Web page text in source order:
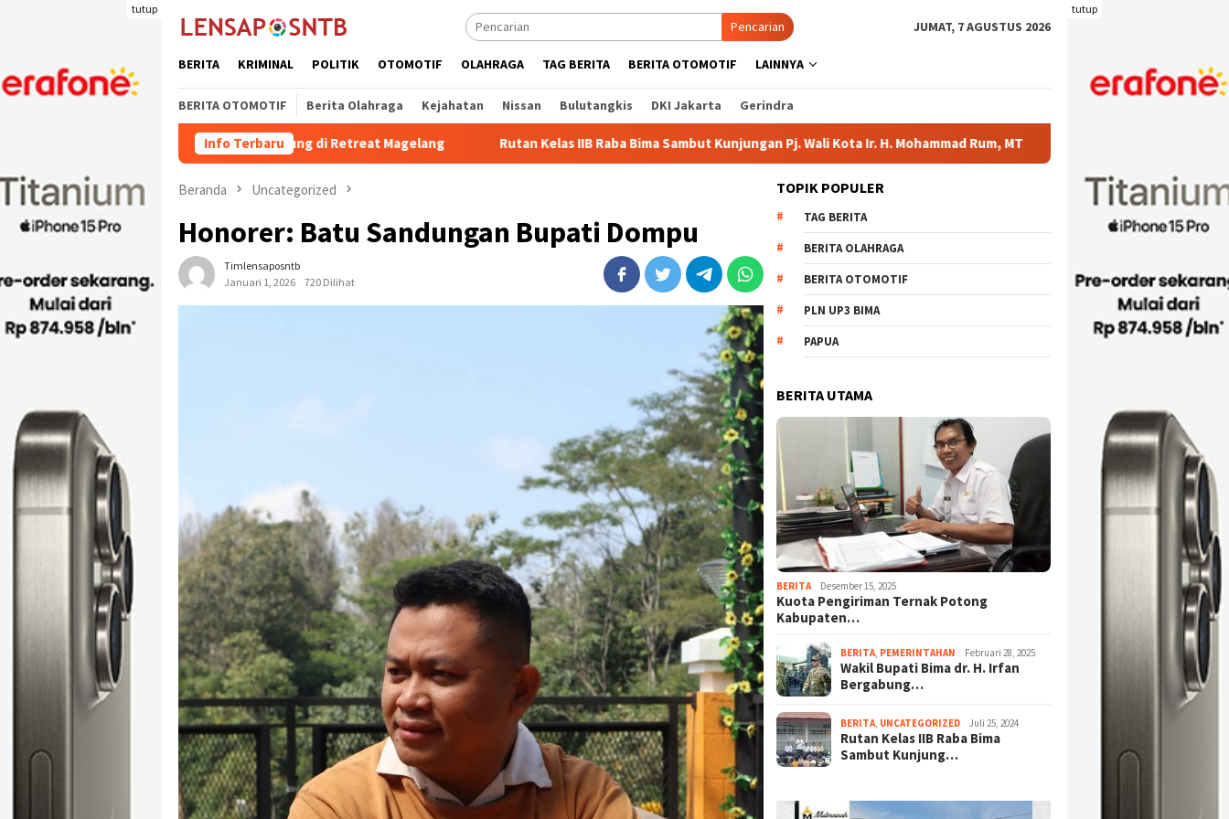
tutup tutup
Pencarian JUMAT, 7 AGUSTUS 2026
BERITA KRIMINAL POLITIK OTOMOTIF OLAHRAGA TAG BERITA BERITA OTOMOTIF LAINNYA
BERITA OTOMOTIF Berita Olahraga Kejahatan Nissan Bulutangkis DKI Jakarta Gerindra
Info Terbaru
dr. H. Irfan Bergabung di Retreat Magelang Rutan Kelas IIB Raba Bima Sambut Kunjungan Pj. Wali Kota Ir. H. Mohammad Rum, MT Serahkan Bantuan di Kelurahan Sambinae,
Beranda Uncategorized
Honorer: Batu Sandungan Bupati Dompu
Timlensaposntb
Januari 1, 2026
720 Dilihat
TOPIK POPULER
TAG BERITA
BERITA OLAHRAGA
BERITA OTOMOTIF
PLN UP3 BIMA
PAPUA
BERITA UTAMA
BERITA Desember 15, 2025
Kuota Pengiriman Ternak Potong
Kabupaten…
BERITA PEMERINTAHAN Februari 28, 2025
Wakil Bupati Bima dr. H. Irfan
Bergabung…
BERITA UNCATEGORIZED Juli 25, 2024
Rutan Kelas IIB Raba Bima
Sambut Kunjung…